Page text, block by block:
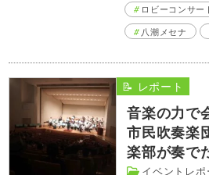
ロビーコンサー
八潮メセナ
音楽の力で
市民吹奏楽
楽部が奏で
イベントレポ
📝 レポート